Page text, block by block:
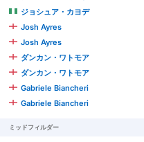
ジョシュア・カヨデ
Josh Ayres
Josh Ayres
ダンカン・ワトモア
ダンカン・ワトモア
Gabriele Biancheri
Gabriele Biancheri
ミッドフィルダー